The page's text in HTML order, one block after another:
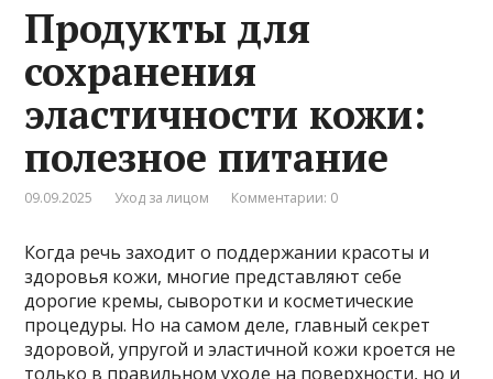
Продукты для
сохранения
эластичности кожи:
полезное питание
09.09.2025 Уход за лицом Комментарии: 0
Когда речь заходит о поддержании красоты и
здоровья кожи, многие представляют себе
дорогие кремы, сыворотки и косметические
процедуры. Но на самом деле, главный секрет
здоровой, упругой и эластичной кожи кроется не
только в правильном уходе на поверхности, но и